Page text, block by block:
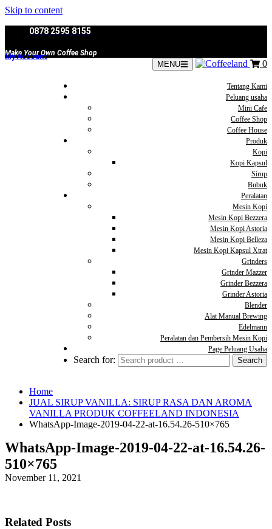
Skip to content
0878 2595 8155
Make Your Own Coffee Shop
My Account
MENU 0
Tentang Kami
Peluang usaha
Mini Cafe
Coffee Shop
Coffee House
Produk
Kopi
Kopi Kapsul
Sirup
Bubuk
Peralatan
Mesin Kopi
Mesin Kopi Bezzera
Mesin Kopi Astoria
Mesin Kopi Belleza
Mesin Kopi Kapsul Xtrat
Grinders
Grinder Mazzer
Grinder Bezzera
Grinder Astoria
Blender
Alat Manual Brewing
Edelmann
Peralatan dan Pembersih Mesin Kopi
Page Peluang Usaha
Search for:
Home
JUAL SIRUP VANILLA: SIRUP RASA DAN AROMA
VANILLA PRODUK COFFEELAND INDONESIA
WhatsApp-Image-2019-04-22-at-16.54.26-510×765
WhatsApp-Image-2019-04-22-at-16.54.26-
510×765
November 11, 2021
Related Posts